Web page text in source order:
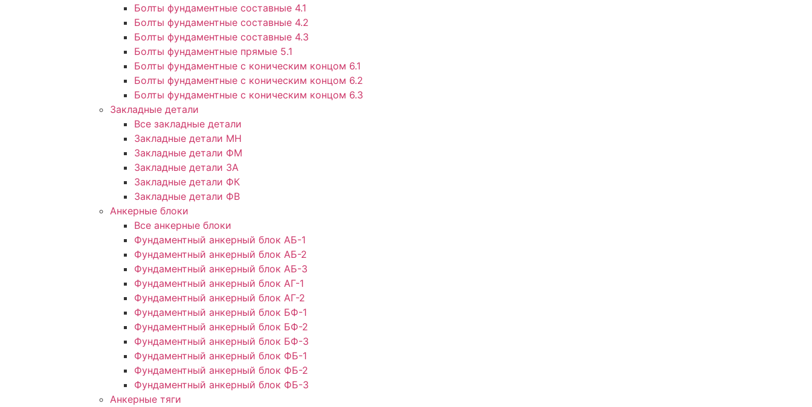
Болты фундаментные составные 4.1
Болты фундаментные составные 4.2
Болты фундаментные составные 4.3
Болты фундаментные прямые 5.1
Болты фундаментные с коническим концом 6.1
Болты фундаментные с коническим концом 6.2
Болты фундаментные с коническим концом 6.3
Закладные детали
Все закладные детали
Закладные детали МН
Закладные детали ФМ
Закладные детали ЗА
Закладные детали ФК
Закладные детали ФВ
Анкерные блоки
Все анкерные блоки
Фундаментный анкерный блок АБ-1
Фундаментный анкерный блок АБ-2
Фундаментный анкерный блок АБ-3
Фундаментный анкерный блок АГ-1
Фундаментный анкерный блок АГ-2
Фундаментный анкерный блок БФ-1
Фундаментный анкерный блок БФ-2
Фундаментный анкерный блок БФ-3
Фундаментный анкерный блок ФБ-1
Фундаментный анкерный блок ФБ-2
Фундаментный анкерный блок ФБ-3
Анкерные тяги